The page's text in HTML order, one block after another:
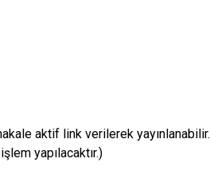
aktif link verilerek yayınlanabilir.
yapılacaktır.)